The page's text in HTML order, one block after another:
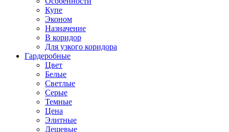
Купе
Эконом
Назначение
В коридор
Для узкого коридора
Гардеробные
Цвет
Белые
Светлые
Серые
Темные
Цена
Элитные
Дешевые